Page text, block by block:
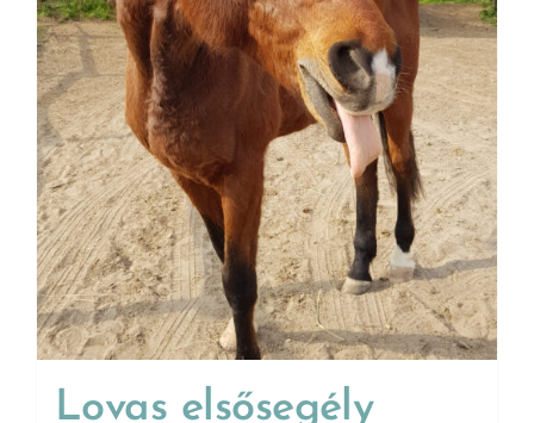
Lovas elsősegély